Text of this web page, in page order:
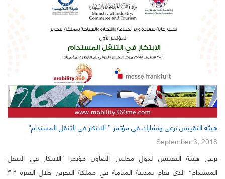
هيئة التقييس ترعى وتشارك في مؤتمر ” الابتكار في التنقل المستدام”
September 3, 2018
ترعى هيئة التقييس لدول مجلس التعاون مؤتمر “الابتكار في التنقل
المستدام” الذي يقام بمدينة المنامة في مملكة البحرين خلال الفترة ٢-٣